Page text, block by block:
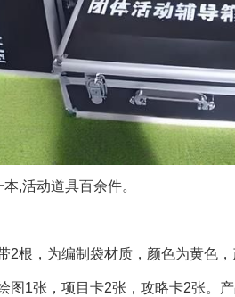
活动道具百余件。
，为编制袋材质，颜色为黄色，
1张，项目卡2张，攻略卡2张。产